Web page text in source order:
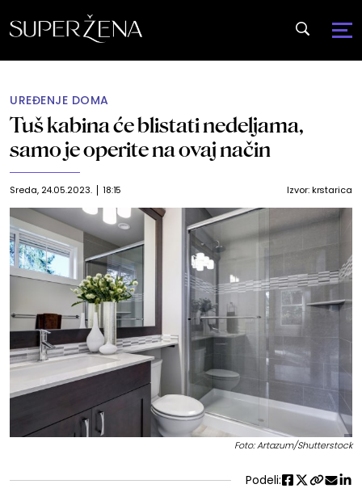
UREĐENJE DOMA
Tuš kabina će blistati nedeljama,
samo je operite na ovaj način
Sreda, 24.05.2023. 18:15 Izvor:krstarica
Foto: Artazum/Shutterstock
Podeli: